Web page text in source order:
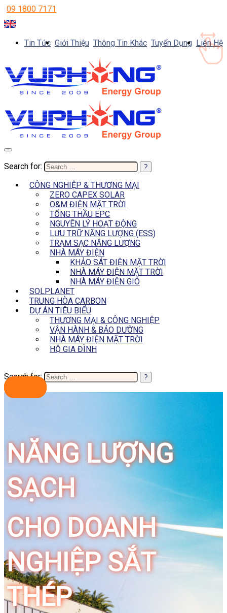
09 1800 7171
Tin Tức Giới Thiệu Thông Tin Khác Tuyển Dụng Liên Hệ
Search for:
CÔNG NGHIỆP & THƯƠNG MẠI
ZERO CAPEX SOLAR
O&M ĐIỆN MẶT TRỜI
TỔNG THẦU EPC
NGUYÊN LÝ HOẠT ĐỘNG
LƯU TRỮ NĂNG LƯỢNG (ESS)
TRẠM SẠC NĂNG LƯỢNG
NHÀ MÁY ĐIỆN
KHẢO SÁT ĐIỆN MẶT TRỜI
NHÀ MÁY ĐIỆN MẶT TRỜI
NHÀ MÁY ĐIỆN GIÓ
SOLPLANET
TRUNG HÒA CARBON
DỰ ÁN TIÊU BIỂU
THƯƠNG MẠI & CÔNG NGHIỆP
VẬN HÀNH & BẢO DƯỠNG
NHÀ MÁY ĐIỆN MẶT TRỜI
HỘ GIA ĐÌNH
Search for:
NĂNG LƯỢNG
SẠCH
CHO DOANH
NGHIỆP SẮT
THÉP